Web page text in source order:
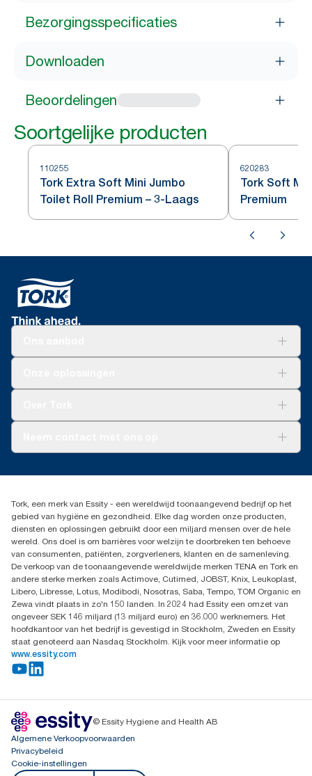
Bezorgingsspecificaties
Downloaden
Beoordelingen
Soortgelijke producten
110255
Tork Extra Soft Mini Jumbo
Toilet Roll Premium – 3-Laags
620283
Tork Soft
Premium
Dispenserklacht
02 766 05 30
Essity Belgium NV
Berkenlaan 8B
1831 MACHELEN
Tork, een merk van Essity - een wereldwijd toonaangevend bedrijf op het
gebied van hygiëne en gezondheid. Elke dag worden onze producten,
diensten en oplossingen gebruikt door een miljard mensen over de hele
wereld. Ons doel is om barrières voor welzijn te doorbreken ten behoeve
van consumenten, patiënten, zorgverleners, klanten en de samenleving.
De verkoop van de toonaangevende wereldwijde merken TENA en Tork en
andere sterke merken zoals Actimove, Cutimed, JOBST, Knix, Leukoplast,
Libero, Libresse, Lotus, Modibodi, Nosotras, Saba, Tempo, TOM Organic en
Zewa vindt plaats in zo'n 150 landen. In 2024 had Essity een omzet van
ongeveer SEK 146 miljard (13 miljard euro) en 36.000 werknemers. Het
hoofdkantoor van het bedrijf is gevestigd in Stockholm, Zweden en Essity
staat genoteerd aan Nasdaq Stockholm. Kijk voor meer informatie op
www.essity.com
© Essity Hygiene and Health AB
Algemene Verkoopvoorwaarden
Privacybeleid
Cookie-instellingen